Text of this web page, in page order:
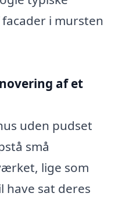
i mursten
af et
uden pudset
små
lige som
have sat deres